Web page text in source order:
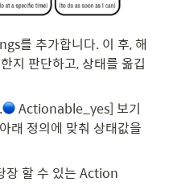
를 추가합니다. 이 후, 해
지 판단하고, 상태를 옮깁
Actionable_yes] 보기
래 정의에 맞춰 상태값을
할 수 있는 Action